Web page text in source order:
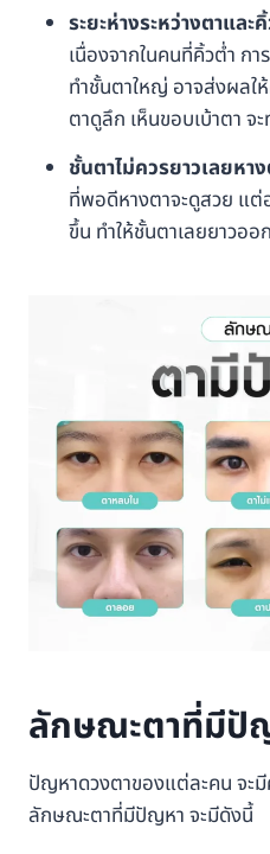
ระยะห่างระหว่างตาแล
เนื่องจากในคนที่คิ้วต่ำ ก
ทำชั้นตาใหญ่ อาจส่งผลใ
ตาดูลึก เห็นขอบเบ้าตา จ
ชั้นตาไม่ควรยาวเลยหา
ที่พอดีหางตาจะดูสวย แ
ขึ้น ทำให้ชั้นตาเลยยาวอ
ลักษณะตาที่มีปั
ปัญหาดวงตาของแต่ละคน จะ
ลักษณะตาที่มีปัญหา จะมีดังนี้